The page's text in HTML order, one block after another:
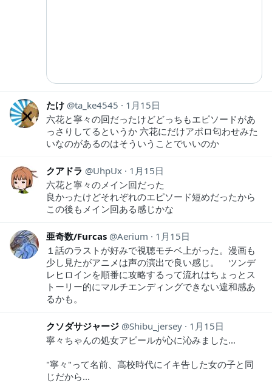
たけ ta_ke4545
1月15日
六花と寧々の回だったけどどっちもエピソードがあ
っさりしてるというか 六花にだけアポロ匂わせみた
いなのがあるのはそういうことでいいのか
クアドラ UhpUx
1月15日
六花と寧々のメイン回だった
良かったけどそれぞれのエピソード短めだったから
この後もメイン回ある感じかな
亜奇数/Furcas Aerium
1月15日
１話のラストが好みで視聴モチベ上がった。漫画も
少し見たがアニメは声の演出で良い感じ。 ツンデ
レヒロインを順番に攻略するって流れはちょっとス
トーリー的にマルチエンディングできない違和感あ
るかも。
クソダサジャージ Shibu_jersey
1月15日
寧々ちゃんの処女アピールが心に沁みました...
"寧々"って名前、高校時代にイキ告した女の子と同
じだから...